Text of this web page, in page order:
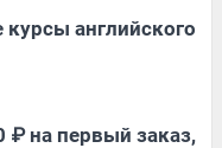
курсы английского
₽ на первый заказ,